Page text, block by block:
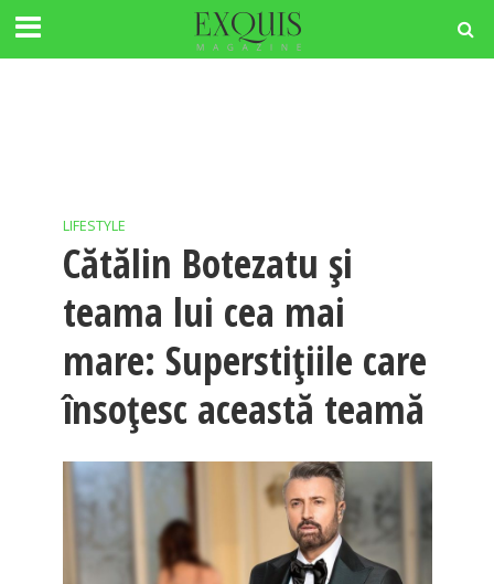
LIFESTYLE
Cătălin Botezatu și
teama lui cea mai
mare: Superstițiile care
însoțesc această teamă